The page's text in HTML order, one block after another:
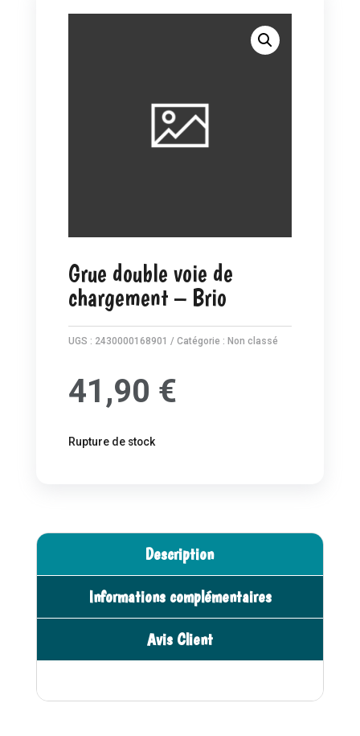
Grue double voie de
chargement – Brio
UGS : 2430000168901 Catégorie : Non classé
41,90 €
Rupture de stock
Description
Informations complémentaires
Avis Client